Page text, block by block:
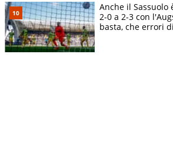
Anche il Sassuolo
2-0 a 2-3 con
basta, che errori